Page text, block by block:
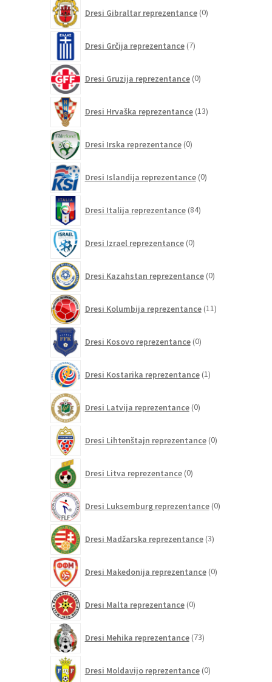
Dresi Gibraltar reprezentance 0izdelkov
Dresi Grčija reprezentance 7izdelkov
Dresi Gruzija reprezentance 0izdelkov
Dresi Hrvaška reprezentance 13izdelkov
Dresi Irska reprezentance 0izdelkov
Dresi Islandija reprezentance 0izdelkov
Dresi Italija reprezentance 84izdelkov
Dresi Izrael reprezentance 0izdelkov
Dresi Kazahstan reprezentance 0izdelkov
Dresi Kolumbija reprezentance 11izdelkov
Dresi Kosovo reprezentance 0izdelkov
Dresi Kostarika reprezentance 1izdelek
Dresi Latvija reprezentance 0izdelkov
Dresi Lihtenštajn reprezentance 0izdelkov
Dresi Litva reprezentance 0izdelkov
Dresi Luksemburg reprezentance 0izdelkov
Dresi Madžarska reprezentance 3izdelki
Dresi Makedonija reprezentance 0izdelkov
Dresi Malta reprezentance 0izdelkov
Dresi Mehika reprezentance 73izdelkov
Dresi Moldavijo reprezentance 0izdelkov